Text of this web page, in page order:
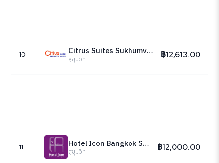
10 Citrus Suites Sukhumvit 6 Bangkok
สุขุมวิท ฿12,613.00
11 Hotel Icon Bangkok Sukhumvit 2
สุขุมวิท ฿12,000.00